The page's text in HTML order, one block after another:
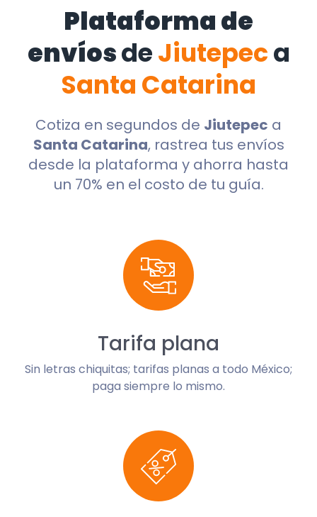
Plataforma de
envíosdeJiutepeca
Santa Catarina
Cotiza en segundos de Jiutepec a
Santa Catarina, rastrea tus envíos
desde la plataforma y ahorra hasta
un 70% en el costo de tu guía.
Tarifa plana
Sin letras chiquitas; tarifas planas a todo México;
paga siempre lo mismo.